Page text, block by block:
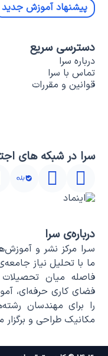
پیشنهاد آموزش جدید
دسترسی سریع
درباره سرا
تماس با سرا
قوانین و مقررات
سرا در شبکه های
درباره‌ی سرا
سـرا مرکز نشر و
ما با تحلیل نیاز
فاصله میان
فضای کاری حرفه‌ای،
را برای مهندسان
مکانیک طراحی و برگزار